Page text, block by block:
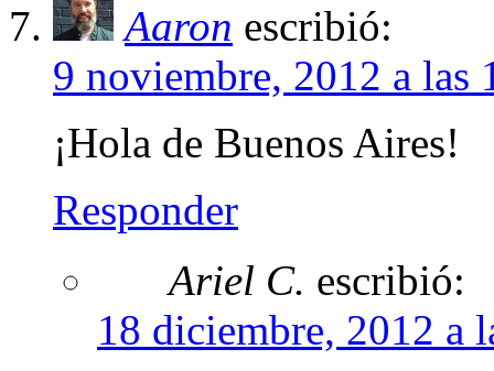
Aaron escribió:
9 noviembre, 2012 a las
¡Hola de Buenos Aires!
Responder
Ariel C. escribió:
18 diciembre, 2012 a